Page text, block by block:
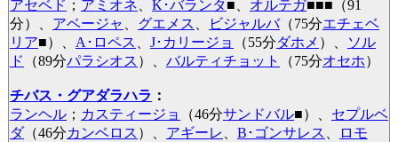
アセベド ； アミオネ K･バランタ■ オルテガ■■■ （91
分）、 アベージャ グエメス ビジャルバ（75分エチェベ
リア■）、 A･ロペス J･カリージョ （55分ダホメ ）、
ソル
ド
（89分パラシオス ）、 バルティチョット （75分オセホ）
チバス・グアダラハラ ：
ランヘル； カスティージョ （46分サンドバル■）、 セプルベ
ダ（46分カンベロス ）、 アギーレ B･ゴンサレス
ロモ